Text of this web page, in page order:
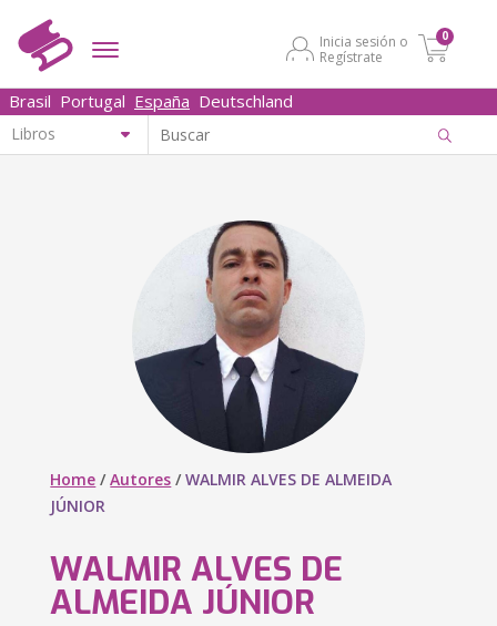
Inicia sesión o
Regístrate
0
Brasil Portugal España Deutschland
Home /Autores /WALMIR ALVES DE ALMEIDA
JÚNIOR
WALMIR ALVES DE
ALMEIDA JÚNIOR